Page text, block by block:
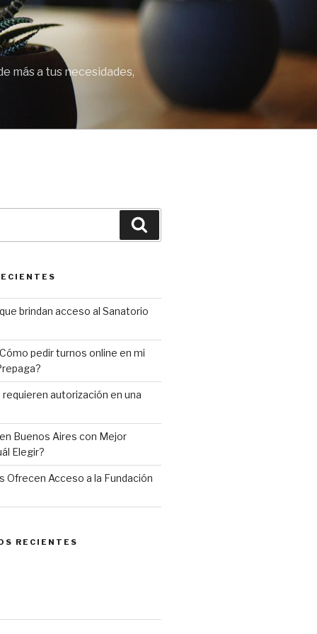
más a tus necesidades,
brindan acceso al Sanatorio
pedir turnos online en mi
autorización en una
Buenos Aires con Mejor
Elegir?
Ofrecen Acceso a la Fundación
RECIENTES